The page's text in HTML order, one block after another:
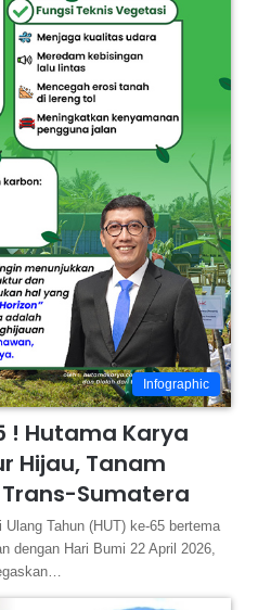
Infographic
! Hutama Karya
Hijau, Tanam
Trans-Sumatera
Tahun (HUT) ke-65 bertema
dengan Hari Bumi 22 April 2026,